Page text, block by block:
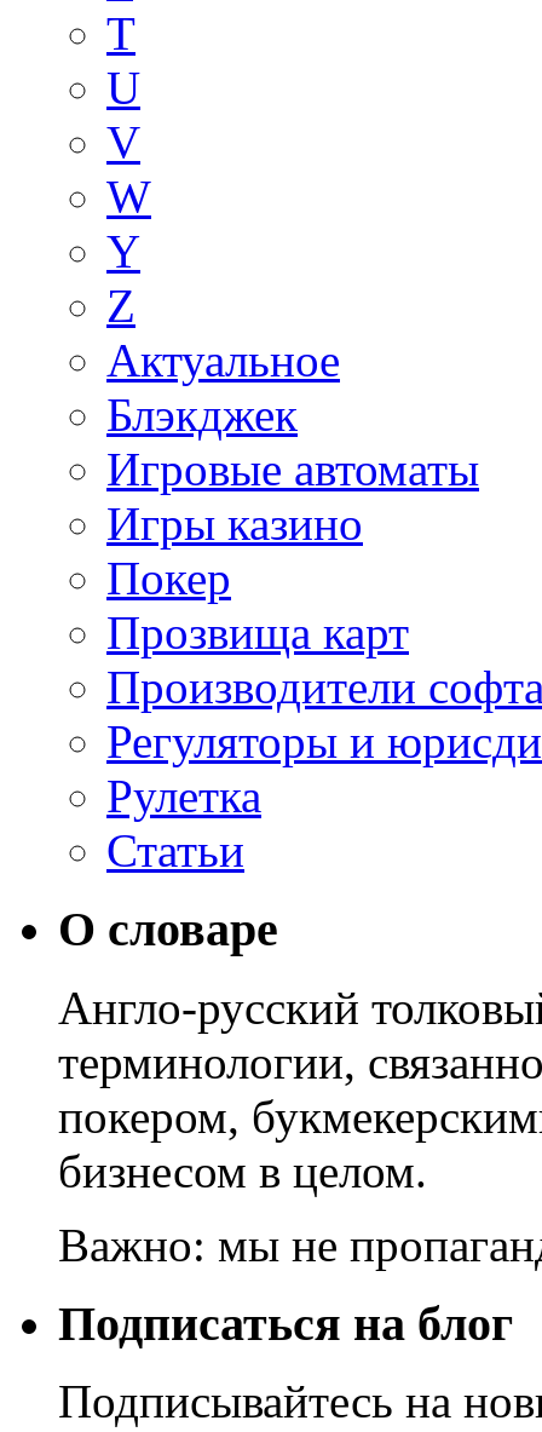
T
U
V
W
Y
Z
Актуальное
Блэкджек
Игровые автоматы
Игры казино
Покер
Прозвища карт
Производители
Регуляторы и
Рулетка
Статьи
О словаре
Англо-русский
терминологии,
покером,
бизнесом в целом.
Важно: мы не
Подписаться на блог
Подписывайтесь на